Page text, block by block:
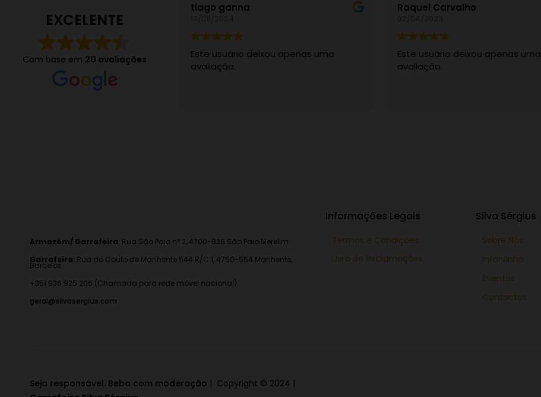
EXCELENTE
Com base em 20 avaliações
tiago ganna
Este usuário deixou apenas uma
avaliação.
Raquel Carvalho
Este usuário deixou apenas uma
avaliação.
Armazém/ Garrafeira: Rua São Paio n° 2, 4700-836 São Paio Merelim
Garrafeira: Rua do Couto de Manhente 544 R/C 1, 4750-554 Manhente,
Barcelos
+351 936 925 206 (Chamada para rede móvel nacional)
geral@silvasergius.com
Informações Legais
Termos e Condições
Livro de Reclamações
Silva Sérgius
Sobre Nós
Inforvinho
Eventos
Contactos
Seja responsável. Beba com moderação | Copyright © 2024 |